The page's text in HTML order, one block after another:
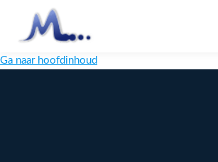
Ga naar hoofdinhoud